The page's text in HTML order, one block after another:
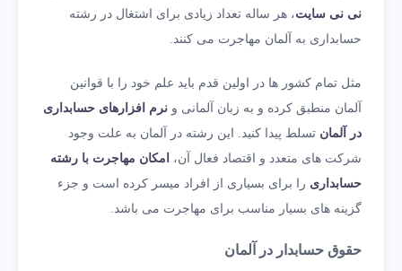
نی نی سایت، هر ساله تعداد زیادی برای اشتغال در رشته
حسابداری به آلمان مهاجرت می‌ کنند.
مثل تمام کشور ها در اولین قدم باید علم خود را با قوانین
آلمان منطبق کرده و به زبان آلمانی و نرم افزارهای حسابداری
در آلمان تسلط پیدا کنید. این رشته در آلمان به علت وجود
شرکت های متعدد و اقتصاد فعال آن، امکان مهاجرت با رشته
حسابداری را برای بسیاری از افراد میسر کرده است و جزء
گزینه های بسیار مناسب برای مهاجرت می ‌باشد.
حقوق حسابدار در آلمان